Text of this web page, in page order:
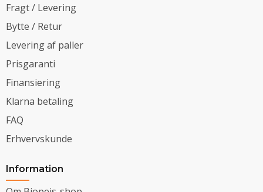
Fragt / Levering
Bytte / Retur
Levering af paller
Prisgaranti
Finansiering
Klarna betaling
FAQ
Erhvervskunde
Information